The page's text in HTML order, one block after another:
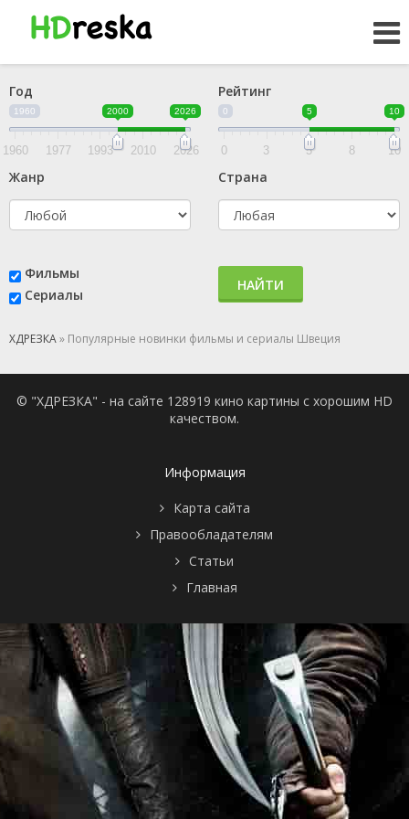
Год
1960 2000 2026
1960 1977 1993 2010 2026
Рейтинг
0 5 10
0 3 5 8 10
Жанр Страна
Фильмы
Сериалы
НАЙТИ
ХДРЕЗКА» Популярные новинки фильмы и сериалы Швеция
© "ХДРЕЗКА" - на сайте 128919 кино картины с хорошим HD
качеством.
Информация
Карта сайта
Правообладателям
Статьи
Главная